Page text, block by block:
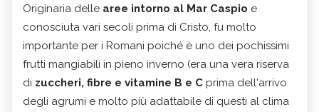
Originaria delle aree intorno al Mar Caspio e
conosciuta vari secoli prima di Cristo, fu molto
importante per i Romani poiché è uno dei pochissimi
frutti mangiabili in pieno inverno (era una vera riserva
di zuccheri, fibre e vitamine B e C prima dell'arrivo
degli agrumi e molto più adattabile di questi al clima